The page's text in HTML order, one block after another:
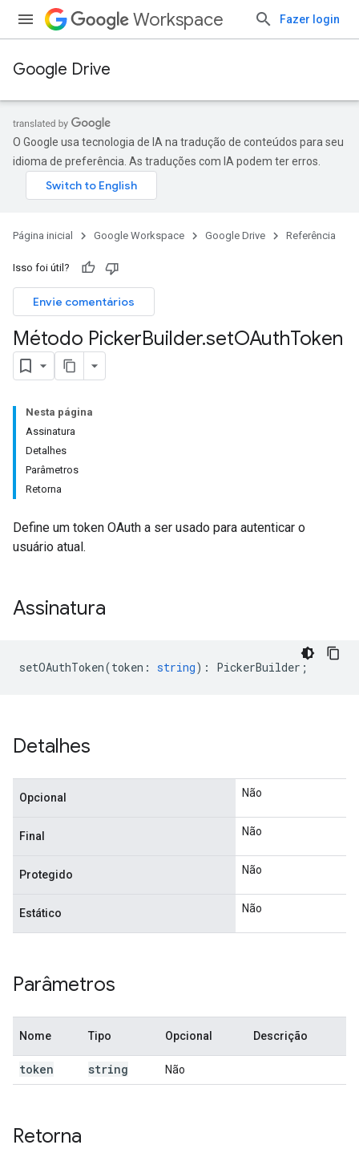
Workspace Fazer login
Google Drive
O Google usa tecnologia de IA na tradução de conteúdos para seu
idioma de preferência. As traduções com IA podem ter erros.
Página inicial Google Workspace Google Drive Referência
Isso foi útil?
Envie comentários
Método PickerBuilder.setOAuthToken
Nesta página
Assinatura
Detalhes
Parâmetros
Retorna
Define um token OAuth a ser usado para autenticar o
usuário atual.
Assinatura
setOAuthToken(token : string) : PickerBuilder ;
Detalhes
Opcional Não
Final Não
Protegido Não
Estático Não
Parâmetros
Nome Tipo Opcional Descrição
token string Não
Retorna